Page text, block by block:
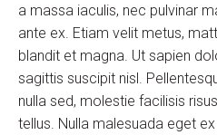
a massa iaculis, nec pulvinar
ante ex. Etiam velit metus,
blandit et magna. Ut sapien
sagittis suscipit nisl.
nulla sed, molestie facilisis
tellus. Nulla malesuada eget